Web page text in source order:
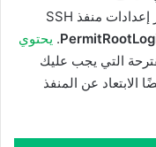
، قم بتغيير إعدادات منفذ SSH
. يحتوي
التي يجب عليك
الابتعاد عن المنفذ